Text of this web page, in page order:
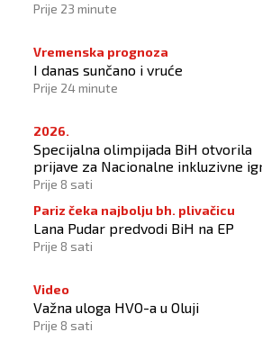
Prije 23 minute
Vremenska prognoza
I danas sunčano i vruće
Prije 24 minute
2026.
Specijalna olimpijada BiH otvorila
prijave za Nacionalne inkluzivne
Prije 8 sati
Pariz čeka najbolju bh. plivačicu
Lana Pudar predvodi BiH na EP
Prije 8 sati
Video
Važna uloga HVO-a u Oluji
Prije 8 sati